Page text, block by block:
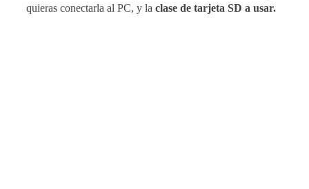
quieras conectarla al PC, y la clase de tarjeta SD a usar.